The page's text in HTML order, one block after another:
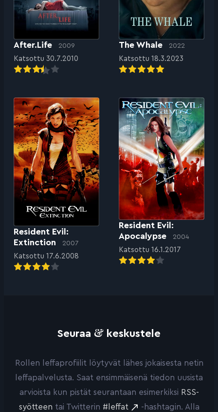
After.Life 2009
Katsottu 30.7.2010
The Whale 2022
Katsottu 18.3.2023
Resident Evil:
Extinction
2007
Katsottu 17.6.2008
Resident Evil:
Apocalypse
2004
Katsottu 16.1.2017
Seuraa & keskustele
Rollen leffaprofiilit löytyvät lähes jokaisesta netin
leffapalvelusta. Saat ensimmäisenä tiedon uusista
arvioista kun pistät seurantaan esimerkiksi RSS-
syötteen tai Twitterin #leffat -hashtagin. Alla